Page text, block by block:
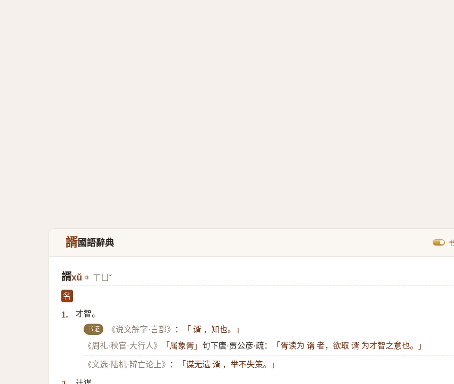
諝國語辭典
諝xǔ ㄒㄩˇ
名
1. 才智。
书证 《说文解字·言部》 ：
「 谞 ，知也。」
《周礼·秋官·大行人》
「属象胥」 句下唐·贾公彦·疏： 「胥读为 谞 者，欲取 谞 为才智之意也。」
《文选·陆机·辩亡论上》 ： 「谋无遗 谞 ，举不失策。」